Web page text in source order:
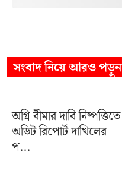
সংবাদনিয়ে আরও পড়ুন
অগ্নি বীমার দাবি নিষ্পত্তিতে
অডিট রিপোর্ট দাখিলের
প...